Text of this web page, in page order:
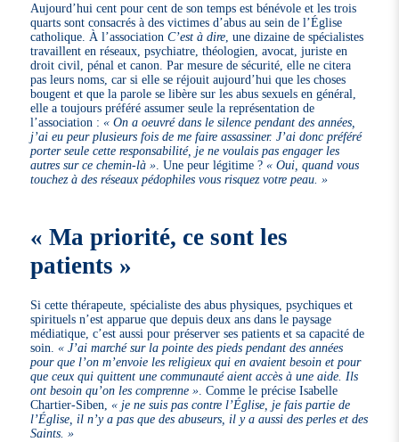
Aujourd’hui cent pour cent de son temps est bénévole et les trois
quarts sont consacrés à des victimes d’abus au sein de l’Église
catholique. À l’associationC’est à dire, une dizaine de spécialistes
travaillent en réseaux, psychiatre, théologien, avocat, juriste en
droit civil, pénal et canon. Par mesure de sécurité, elle ne citera
pas leurs noms, car si elle se réjouit aujourd’hui que les choses
bougent et que la parole se libère sur les abus sexuels en général,
elle a toujours préféré assumer seule la représentation de
l’association :« On a oeuvré dans le silence pendant des années,
j’ai eu peur plusieurs fois de me faire assassiner. J’ai donc préféré
porter seule cette responsabilité, je ne voulais pas engager les
autres sur ce chemin-là ». Une peur légitime ?« Oui, quand vous
touchez à des réseaux pédophiles vous risquez votre peau. »
« Ma priorité, ce sont les
patients »
Si cette thérapeute, spécialiste des abus physiques, psychiques et
spirituels n’est apparue que depuis deux ans dans le paysage
médiatique, c’est aussi pour préserver ses patients et sa capacité de
soin.« J’ai marché sur la pointe des pieds pendant des années
pour que l’on m’envoie les religieux qui en avaient besoin et pour
que ceux qui quittent une communauté aient accès à une aide. Ils
ont besoin qu’on les comprenne ». Comme le précise Isabelle
Chartier-Siben,« je ne suis pas contre l’Église, je fais partie de
l’Église, il n’y a pas que des abuseurs, il y a aussi des perles et des
Saints. »